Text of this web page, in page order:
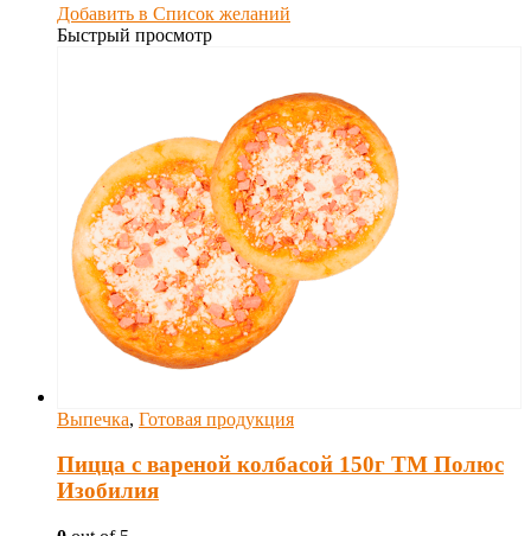
Добавить в Список желаний
Быстрый просмотр
Выпечка, Готовая продукция
Пицца с вареной колбасой 150г ТМ Полюс
Изобилия